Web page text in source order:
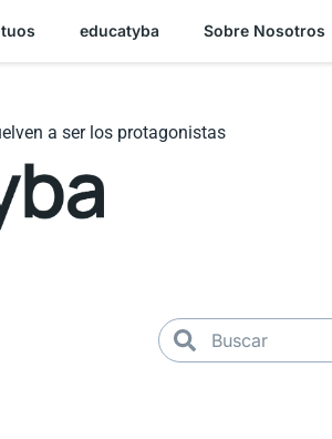
educatyba Sobre Nosotros
a ser los protagonistas